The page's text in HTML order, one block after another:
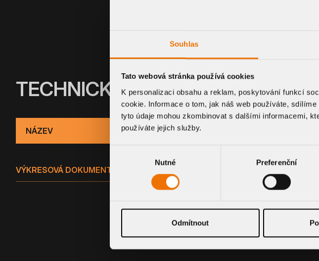
Souhlas
Tato webová stránka používá cookies
K personalizaci obsahu a reklam, poskytování funkcí
cookie. Informace o tom, jak náš web používáte,
tyto údaje mohou zkombinovat s dalšími informacemi,
používáte jejich služby.
Nutné Preferenční
Odmítnout
TECHNICKÉ INFORMACE A
NÁZEV
VÝKRESOVÁ DOKUMENTACE - SPOLEČNÁ (DWG)